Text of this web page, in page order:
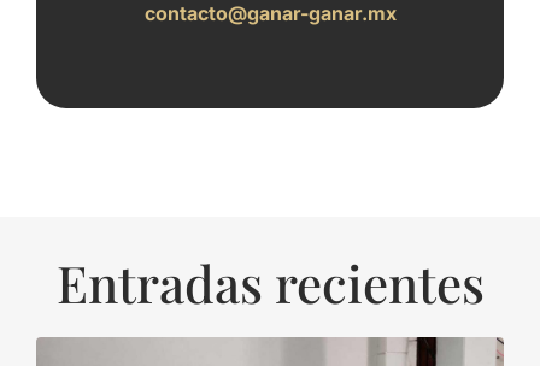
contacto@ganar-ganar.mx
Entradas recientes